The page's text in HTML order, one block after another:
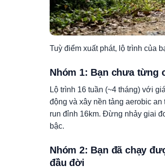
Tuỳ điểm xuất phát, lộ trình của
Nhóm 1: Bạn chưa từng
Lộ trình 16 tuần (~4 tháng) với
động và xây nền tảng aerobic
run đỉnh 16km. Đừng nhảy giai
bậc.
Nhóm 2: Bạn đã chạy
đầu đời